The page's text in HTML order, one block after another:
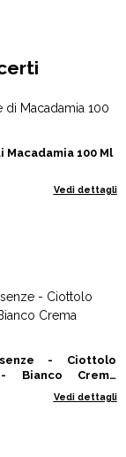
Macadamia 100 Ml
Vedi dettagli
- Ciottolo
Bianco Crema
Vedi dettagli